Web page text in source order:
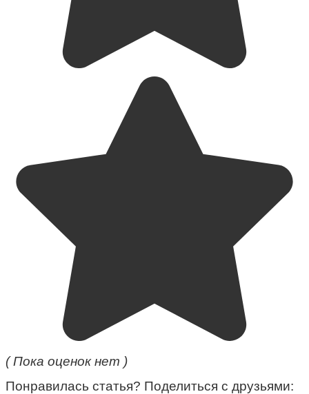
( Пока оценок нет )
Понравилась статья? Поделиться с друзьями: